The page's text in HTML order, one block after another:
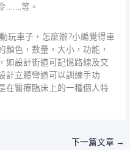
…….等。
玩車子，怎麼辦?小編覺得車
顏色，數量，大小，功能，
如設計街道可記憶路線及交
計立體彎道可以訓練手功
在醫療臨床上的一種個人特
下一篇文章 →